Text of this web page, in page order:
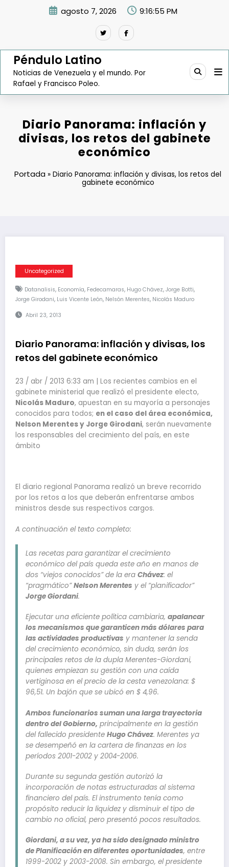
agosto 7, 2026 9:16:56 PM
Péndulo Latino
Noticias de Venezuela y el mundo. Por
Rafael y Francisco Poleo.
Diario Panorama: inflación y
divisas, los retos del gabinete
económico
Portada »Diario Panorama: inflación y divisas, los retos del
gabinete económico
Uncategorized
Datanalisis, Economía, Fedecamaras, Hugo Chávez, Jorge Botti,
Jorge Girodani, Luis Vicente León, Nelsón Merentes, Nicolás Maduro
Abril 23, 2013
Diario Panorama: inflación y divisas, los
retos del gabinete económico
23 / abr / 2013 6:33 am | Los recientes cambios en el
gabinete ministerial que realizó el presidente electo,
Nicolás Maduro, apuestan en su mayoría a personajes
conocidos para todos; en el caso del área económica,
Nelson Merentes y Jorge Girodani, serán nuevamente
los responsables del crecimiento del país, en este
ámbito
El diario regional Panorama realizó un breve recorrido
por los retos a los que deberán enfrentarse ambos
ministros desde sus respectivos cargos.
A continuación el texto completo:
Las recetas para garantizar el crecimiento
económico del país queda este año en manos de
dos “viejos conocidos” de la era Chávez: el
“pragmático”Nelson Merentes y el “planificador”
Jorge Giordani.
Ejecutar una eficiente política cambiaria, apalancar
los mecanismos que garanticen más dólares para
las actividades productivas y mantener la senda
del crecimiento económico, sin duda, serán los
principales retos de la dupla Merentes-Giordani,
quienes empiezan su gestión con una caída
vertiginosa en el precio de la cesta venezolana: $
96,51. Un bajón que se ubicó en $ 4,96.
Ambos funcionarios suman una larga trayectoria
dentro del Gobierno, principalmente en la gestión
del fallecido presidente Hugo Chávez. Merentes ya
se desempeñó en la cartera de finanzas en los
períodos 2001-2002 y 2004-2006.
Durante su segunda gestión autorizó la
incorporación de notas estructuradas al sistema
financiero del país. El instrumento tenía como
propósito reducir la liquidez y disminuir el tipo de
cambio no oficial, pero presentó pocos resultados.
Giordani, a su vez, ya ha sido designado ministro
de Planificación en diferentes oportunidades, entre
1999-2002 y 2003-2008. Sin embargo, el presidente